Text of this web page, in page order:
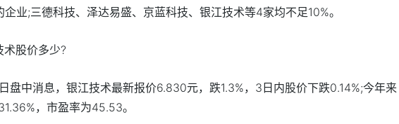
企业;三德科技、泽达易盛、京蓝科技、银江技术等4家均不足10%。
术股价多少?
盘中消息，银江技术最新报价6.830元，跌1.3%，3日内股价下跌0.14%;今年来
，市盈率为45.53。